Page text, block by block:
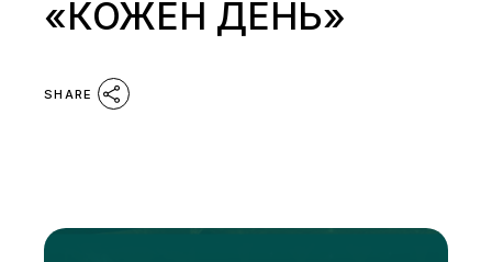
«КОЖЕН ДЕНЬ»
SHARE